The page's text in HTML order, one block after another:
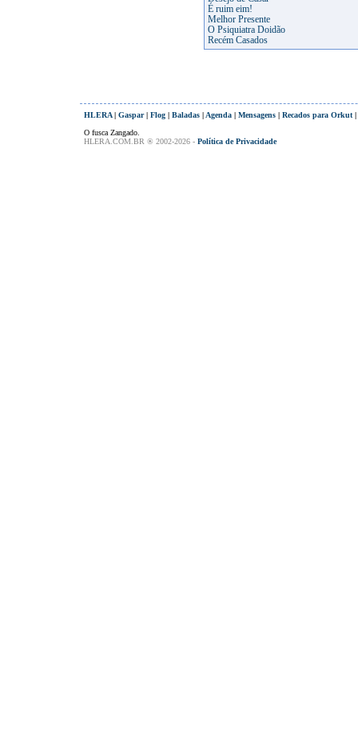
É ruim eim!
Melhor Presente
O Psiquiatra Doidão
Recém Casados
HLERA| Gaspar| Flog | Baladas | Agenda | Mensagens | Recados para Orkut |
O fusca Zangado.
HLERA.COM.BR ® 2002-2026 - Política de Privacidade